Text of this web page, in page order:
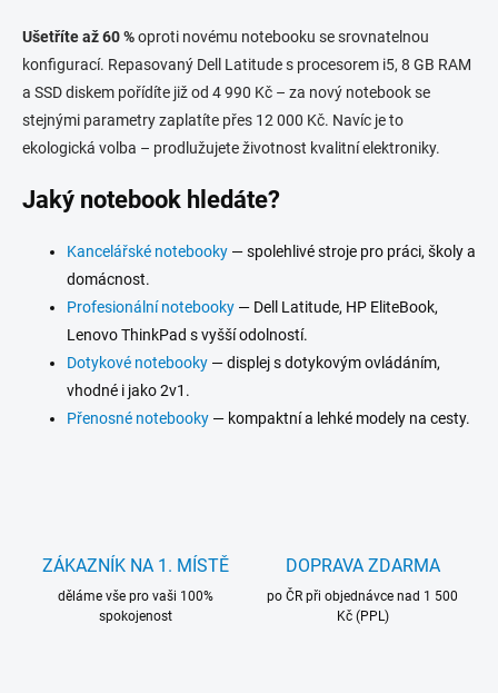
Ušetříte až 60 %oproti novému notebooku se srovnatelnou
konfigurací. Repasovaný Dell Latitude s procesorem i5, 8 GB RAM
a SSD diskem pořídíte již od 4 990 Kč – za nový notebook se
stejnými parametry zaplatíte přes 12 000 Kč. Navíc je to
ekologická volba – prodlužujete životnost kvalitní elektroniky.
Jaký notebook hledáte?
Kancelářské notebooky — spolehlivé stroje pro práci, školy a
domácnost.
Profesionální notebooky — Dell Latitude, HP EliteBook,
Lenovo ThinkPad s vyšší odolností.
Dotykové notebooky — displej s dotykovým ovládáním,
vhodné i jako 2v1.
Přenosné notebooky — kompaktní a lehké modely na cesty.
ZÁKAZNÍK NA 1. MÍSTĚ
děláme vše pro vaši 100%
spokojenost
DOPRAVA ZDARMA
po ČR při objednávce nad 1 500
Kč (PPL)